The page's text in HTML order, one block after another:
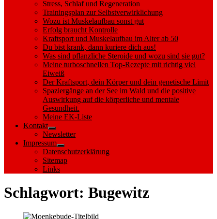
Stress, Schlaf und Regeneration
Trainingsplan zur Selbstverwirklichung
Wozu ist Muskelaufbau sonst gut
Erfolg braucht Kontrolle
Kraftsport und Muskelaufbau im Alter ab 50
Du bist krank, dann kuriere dich aus!
Was sind pflanzliche Steroide und wozu sind sie gut?
Meine turboschnellen Top-Rezepte mit richtig viel
Eiweiß
Der Kraftsport, dein Körper und dein genetische Limit
Spaziergänge an der See im Wald und die positive
Auswirkung auf die körperliche und mentale
Gesundheit.
Meine EK-Liste
Kontakt
Show
sub
menu
Newsletter
Impressum
Show
sub
menu
Datenschutzerklärung
Sitemap
Links
Schlagwort: Bugewitz